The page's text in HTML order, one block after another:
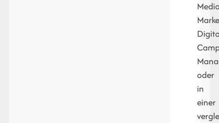
oder
in
einer